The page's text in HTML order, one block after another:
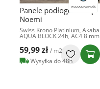
Panele podłogowe Dąb
Noemi
Swiss Krono Platinium, Akaba
AQUA BLOCK 24h, AC4 8 mm
59,99 zł / m2
Wysyłka do 48h